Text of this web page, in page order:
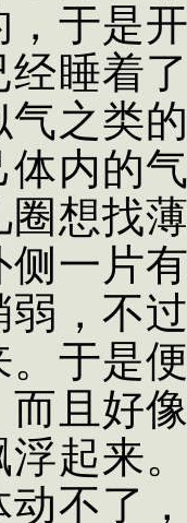
，于是
经睡着
气之类
体内的
圈想找
侧一片
弱，不
。于是
而且好
浮起来
动不了